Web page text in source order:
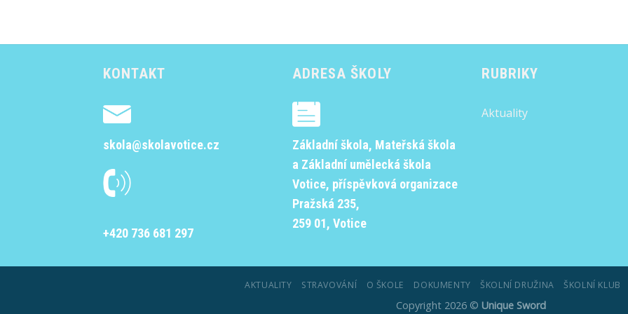
KONTAKT
skola@skolavotice.cz
+420 736 681 297
ADRESA ŠKOLY
Základní škola, Mateřská škola
a Základní umělecká škola
Votice, příspěvková organizace
Pražská 235,
259 01, Votice
RUBRIKY
Aktuality
AKTUALITY STRAVOVÁNÍ O ŠKOLE DOKUMENTY ŠKOLNÍ DRUŽINA ŠKOLNÍ KLUB
Copyright 2026 © Unique Sword